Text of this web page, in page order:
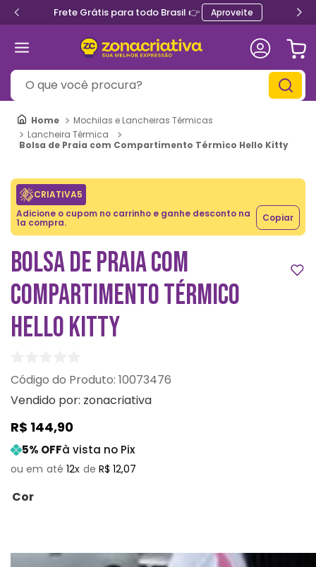
Frete Grátis para todo Brasil 👉 Aproveite
O que você procura?
Mochilas e Lancheiras Térmicas
Lancheira Térmica
Bolsa de Praia com Compartimento Térmico Hello Kitty
CRIATIVA5
Adicione o cupom no carrinho e ganhe desconto na
1a compra. Copiar
BOLSA DE PRAIA COM
COMPARTIMENTO TÉRMICO
HELLO KITTY
: 10073476
Vendido por: zonacriativa
R$ 144,90
5% OFFà vista no Pix
12 R$ 12,07
Cor